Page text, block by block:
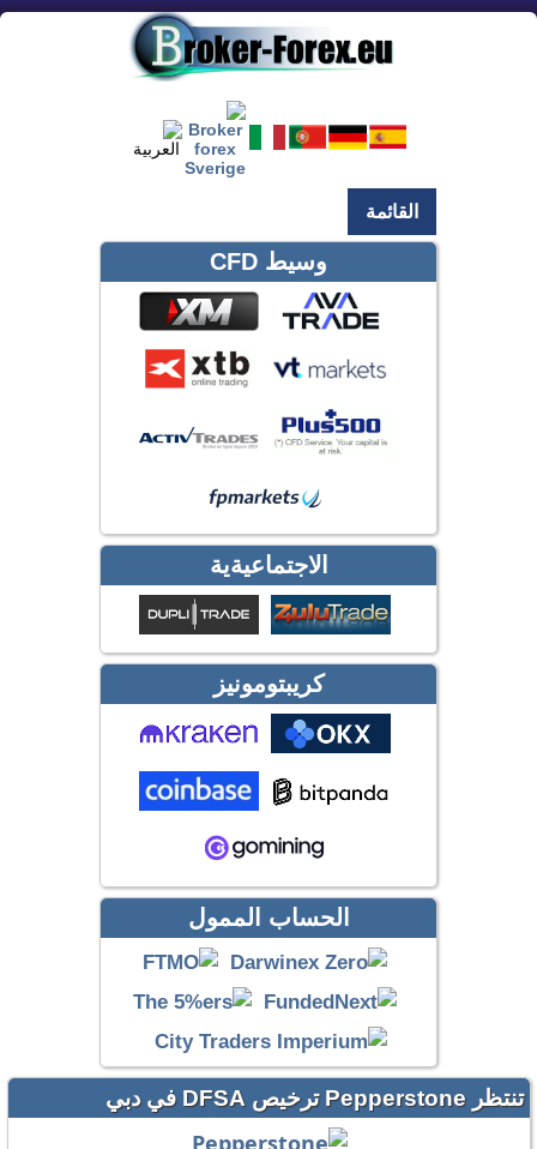
القائمة
وسيط CFD
الاجتماعيةية
كريبتومونيز
الحساب الممول
تنتظر Pepperstone ترخيص DFSA في دبي